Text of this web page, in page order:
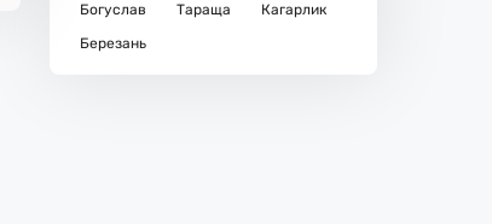
Богуслав
Тараща
Кагарлик
Березань